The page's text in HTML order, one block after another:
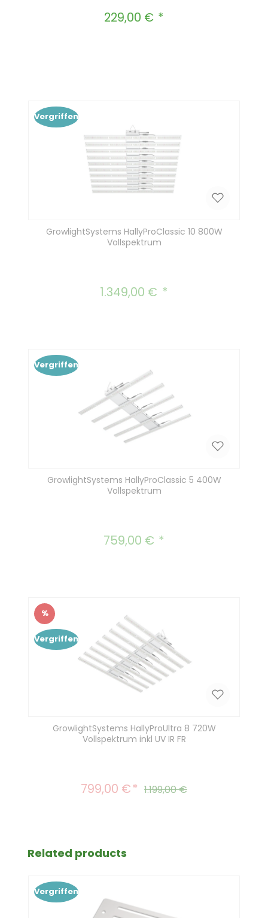
Regulärer Preis:
229,00 €
Vergriffen
GrowlightSystems HallyProClassic 10 800W
Vollspektrum
Regulärer Preis:
1.349,00 €
Vergriffen
GrowlightSystems HallyProClassic 5 400W
Vollspektrum
Regulärer Preis:
759,00 €
Rabatt
%
Vergriffen
GrowlightSystems HallyProUltra 8 720W
Vollspektrum inkl UV IR FR
Verkaufspreis:
799,00 € Regulärer Preis:
1.199,00 €
Produktgalerie überspringen
Related products
Vergriffen